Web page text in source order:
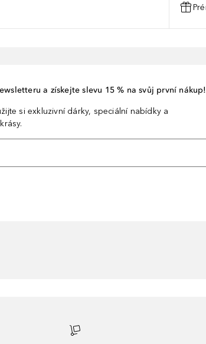
a získejte slevu 15 % na svůj první nákup!
si exkluzivní dárky, speciální nabídky a